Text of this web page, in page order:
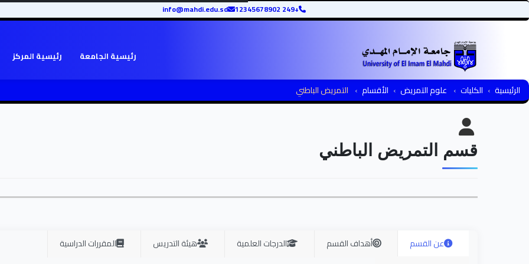
+249 12345678902
info@mahdi.edu.sd
رئيسية الجامعة رئيسية المركز
الرئيسية الكليات علوم التمريض الأقسام التمريض الباطني
قسم التمريض الباطني
عن القسم أهداف القسم الدرجات العلمية هيئة التدريس
المقررات الدراسية